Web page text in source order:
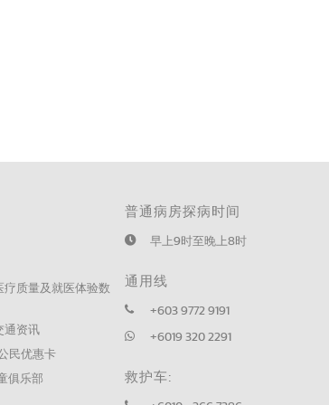
疗质量及就医体验数
通资讯
民优惠卡
俱乐部
普通病房探病时间
早上9时至晚上8时
通用线
+603 9772 9191
+6019 320 2291
救护车: